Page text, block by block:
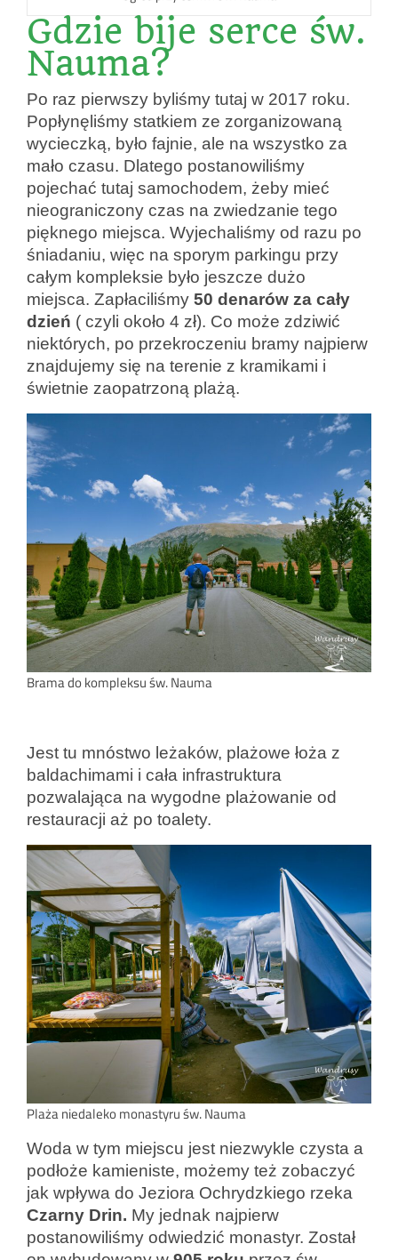
Gdzie bije serce św.
Nauma?
Po raz pierwszy byliśmy tutaj w 2017 roku.
Popłynęliśmy statkiem ze zorganizowaną
wycieczką, było fajnie, ale na wszystko za
mało czasu. Dlatego postanowiliśmy
pojechać tutaj samochodem, żeby mieć
nieograniczony czas na zwiedzanie tego
pięknego miejsca. Wyjechaliśmy od razu po
śniadaniu, więc na sporym parkingu przy
całym kompleksie było jeszcze dużo
miejsca. Zapłaciliśmy 50 denarów za cały
dzień ( czyli około 4 zł). Co może zdziwić
niektórych, po przekroczeniu bramy najpierw
znajdujemy się na terenie z kramikami i
świetnie zaopatrzoną plażą.
Brama do kompleksu św. Nauma
Jest tu mnóstwo leżaków, plażowe łoża z
baldachimami i cała infrastruktura
pozwalająca na wygodne plażowanie od
restauracji aż po toalety.
Plaża niedaleko monastyru św. Nauma
Woda w tym miejscu jest niezwykle czysta a
podłoże kamieniste, możemy też zobaczyć
jak wpływa do Jeziora Ochrydzkiego rzeka
Czarny Drin. My jednak najpierw
postanowiliśmy odwiedzić monastyr. Został